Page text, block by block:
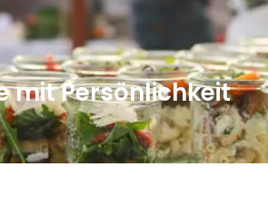
mit Persönlichkeit